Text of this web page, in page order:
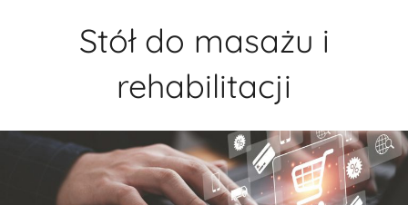
Stół do masażu i
rehabilitacji